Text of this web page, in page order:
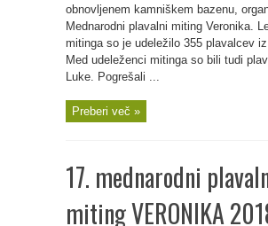
obnovljenem kamniškem bazenu,
Mednarodni plavalni miting Veronika.
mitinga so je udeležilo 355 plavalcev
Med udeleženci mitinga so bili tudi
Luke. Pogrešali ...
Preberi več »
17. mednarodni
miting VERONIKA